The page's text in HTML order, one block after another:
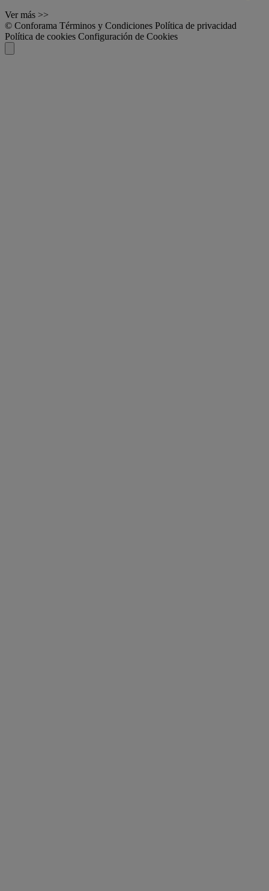
Ver más >>
© Conforama Términos y Condiciones Política de privacidad
Política de cookies Configuración de Cookies